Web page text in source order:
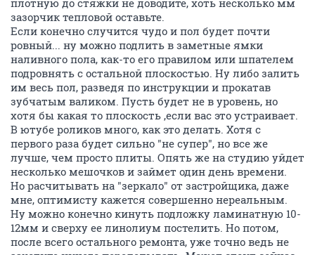
плотную до стяжки не доводите, хоть несколько мм
зазорчик тепловой оставьте.
Если конечно случится чудо и пол будет почти
ровный... ну можно подлить в заметные ямки
наливного пола, как-то его правилом или шпателем
подровнять с остальной плоскостью. Ну либо залить
им весь пол, разведя по инструкции и прокатав
зубчатым валиком. Пусть будет не в уровень, но
хотя бы какая то плоскость ,если вас это устраивает.
В ютубе роликов много, как это делать. Хотя с
первого раза будет сильно "не супер", но все же
лучше, чем просто плиты. Опять же на студию уйдет
несколько мешочков и займет один день времени.
Но расчитывать на "зеркало" от застройщика, даже
мне, оптимисту кажется совершенно нереальным.
Ну можно конечно кинуть подложку ламинатную 10-
12мм и сверху ее линолиум постелить. Но потом,
после всего остального ремонта, уже точно ведь не